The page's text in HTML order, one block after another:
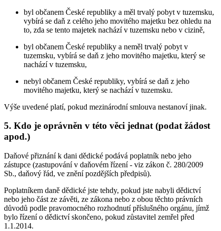
byl občanem České republiky a měl trvalý pobyt v tuzemsku,
vybírá se daň z celého jeho movitého majetku bez ohledu na
to, zda se tento majetek nachází v tuzemsku nebo v cizině,
byl občanem České republiky a neměl trvalý pobyt v
tuzemsku, vybírá se daň z jeho movitého majetku, který se
nachází v tuzemsku,
nebyl občanem České republiky, vybírá se daň z jeho
movitého majetku, který se nachází v tuzemsku.
Výše uvedené platí, pokud mezinárodní smlouva nestanoví jinak.
5. Kdo je oprávněn v této věci jednat (podat žádost
apod.)
Daňové přiznání k dani dědické podává poplatník nebo jeho
zástupce (zastupování v daňovém řízení - viz zákon č. 280/2009
Sb., daňový řád, ve znění pozdějších předpisů).
Poplatníkem daně dědické jste tehdy, pokud jste nabyli dědictví
nebo jeho část ze závěti, ze zákona nebo z obou těchto právních
důvodů podle pravomocného rozhodnutí příslušného orgánu, jímž
bylo řízení o dědictví skončeno, pokud zůstavitel zemřel před
1.1.2014.